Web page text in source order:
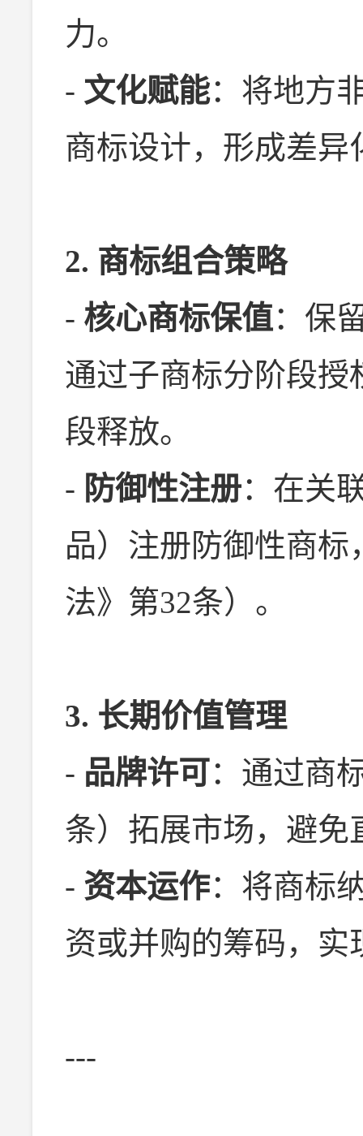
力。
- 文化赋能：将地方
商标设计，形成差异
2. 商标组合策略
- 核心商标保值：保
通过子商标分阶段授
段释放。
- 防御性注册：在关
品）注册防御性商
法》第32条）。
3. 长期价值管理
- 品牌许可：通过商
条）拓展市场，避免
- 资本运作：将商标
资或并购的筹码，
---